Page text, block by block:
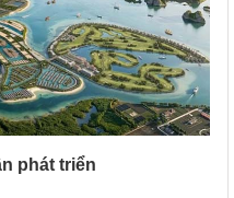
phát triển